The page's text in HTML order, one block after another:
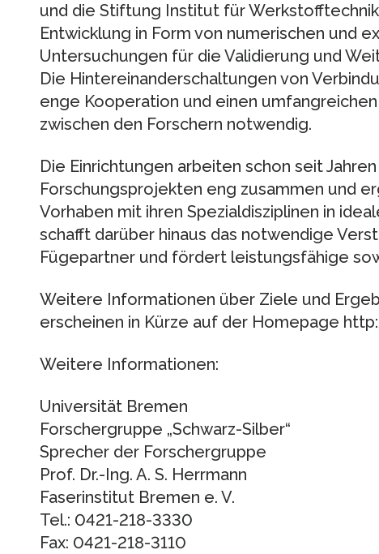
und die Stiftung Institut für
Entwicklung in Form von numerischen und
Untersuchungen für die Validierung und
Die Hintereinanderschaltungen von
enge Kooperation und einen
zwischen den Forschern notwendig.
Die Einrichtungen arbeiten schon seit
Forschungsprojekten eng zusammen und
Vorhaben mit ihren Spezialdisziplinen in
schafft darüber hinaus das notwendige
Fügepartner und fördert leistungsfähige
Weitere Informationen über Ziele und
erscheinen in Kürze auf der Homepage
Weitere Informationen:
Universität Bremen
Forschergruppe „Schwarz-Silber“
Sprecher der Forschergruppe
Prof. Dr.-Ing. A. S. Herrmann
Faserinstitut Bremen e. V.
Tel.: 0421-218-3330
Fax: 0421-218-3110